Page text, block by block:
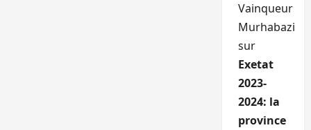
Vainqueur
Murhabazi
sur
Exetat
2023-
2024: la
province